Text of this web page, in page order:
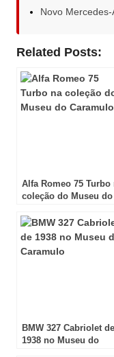
Novo
Related Posts:
Alfa Romeo 75 Turbo
coleção do Museu do
BMW 327 Cabriolet de
1938 no Museu do